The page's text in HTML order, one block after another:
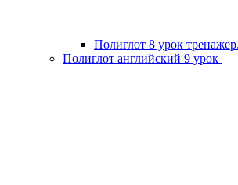
Полиглот 8 урок тренажер.
Полиглот английский 9 урок